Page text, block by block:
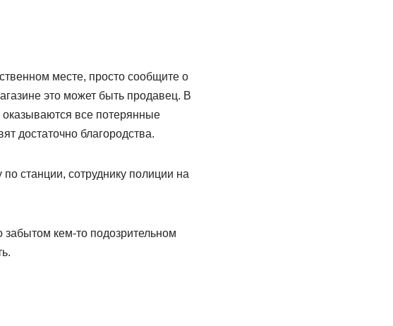
месте, просто сообщите о
это может быть продавец. В
все потерянные
достаточно благородства.
станции, сотруднику полиции на
забытом кем-то подозрительном